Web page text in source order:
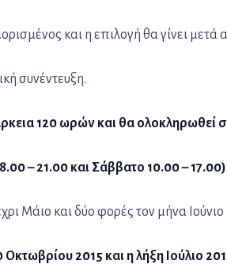
και η επιλογή θα γίνει μετά
συνέντευξη.
120 ωρών και θα ολοκληρωθεί
– 21.00 και Σάββατο 10.00 – 17.00)
Μάιο και δύο φορές τον μήνα Ιούνιο
2015 και η λήξη Ιούλιο